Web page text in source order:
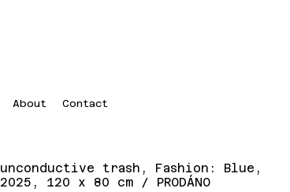
About Contact
unconductive trash, Fashion: Blue,
2025, 120 x 80 cm / PRODÁNO